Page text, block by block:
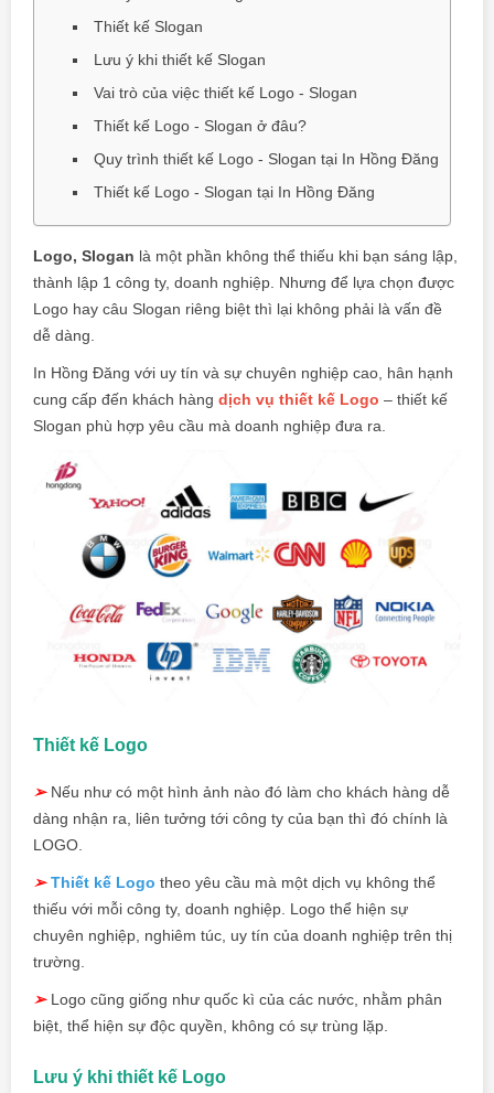
Thiết kế Slogan
Lưu ý khi thiết kế Slogan
Vai trò của việc thiết kế Logo - Slogan
Thiết kế Logo - Slogan ở đâu?
Quy trình thiết kế Logo - Slogan tại In Hồng Đăng
Thiết kế Logo - Slogan tại In Hồng Đăng
Logo, Slogan là một phần không thể thiếu khi bạn sáng lập,
thành lập 1 công ty, doanh nghiệp. Nhưng để lựa chọn được
Logo hay câu Slogan riêng biệt thì lại không phải là vấn đề
dễ dàng.
In Hồng Đăng với uy tín và sự chuyên nghiệp cao, hân hạnh
cung cấp đến khách hàng dịch vụ thiết kế Logo – thiết kế
Slogan phù hợp yêu cầu mà doanh nghiệp đưa ra.
Thiết kế Logo
➢ Nếu như có một hình ảnh nào đó làm cho khách hàng dễ
dàng nhận ra, liên tưởng tới công ty của bạn thì đó chính là
LOGO.
➢ Thiết kế Logo theo yêu cầu mà một dịch vụ không thể
thiếu với mỗi công ty, doanh nghiệp. Logo thể hiện sự
chuyên nghiệp, nghiêm túc, uy tín của doanh nghiệp trên thị
trường.
➢ Logo cũng giống như quốc kì của các nước, nhằm phân
biệt, thể hiện sự độc quyền, không có sự trùng lặp.
Lưu ý khi thiết kế Logo